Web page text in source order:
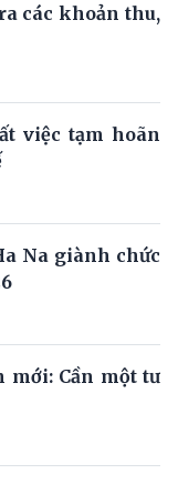
các khoản thu,
việc tạm hoãn
Na giành chức
mới: Cần một tư